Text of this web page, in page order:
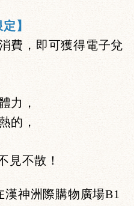
】
費，即可獲得電子兌
力，
的，
見不散！
神洲際購物廣場B1